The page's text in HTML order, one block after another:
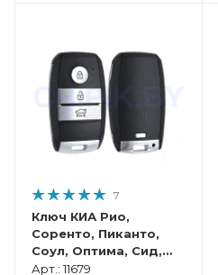
7
Ключ КИА Рио,
Соренто, Пиканто,
Соул, Оптима, Сид,
Серато, Спортейдж,
Арт.: 11679